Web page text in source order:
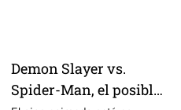
Demon Slayer vs.
Spider-Man, el posible